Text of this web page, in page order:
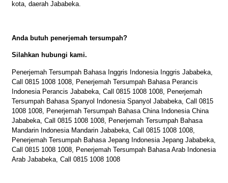
kota, daerah Jababeka.
Anda butuh penerjemah tersumpah?
Silahkan hubungi kami.
Penerjemah Tersumpah Bahasa Inggris Indonesia Inggris Jababeka,
Call 0815 1008 1008, Penerjemah Tersumpah Bahasa Perancis
Indonesia Perancis Jababeka, Call 0815 1008 1008, Penerjemah
Tersumpah Bahasa Spanyol Indonesia Spanyol Jababeka, Call 0815
1008 1008, Penerjemah Tersumpah Bahasa China Indonesia China
Jababeka, Call 0815 1008 1008, Penerjemah Tersumpah Bahasa
Mandarin Indonesia Mandarin Jababeka, Call 0815 1008 1008,
Penerjemah Tersumpah Bahasa Jepang Indonesia Jepang Jababeka,
Call 0815 1008 1008, Penerjemah Tersumpah Bahasa Arab Indonesia
Arab Jababeka, Call 0815 1008 1008